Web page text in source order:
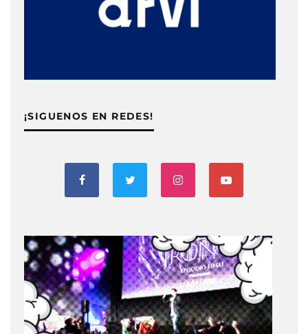
¡SIGUENOS EN REDES!